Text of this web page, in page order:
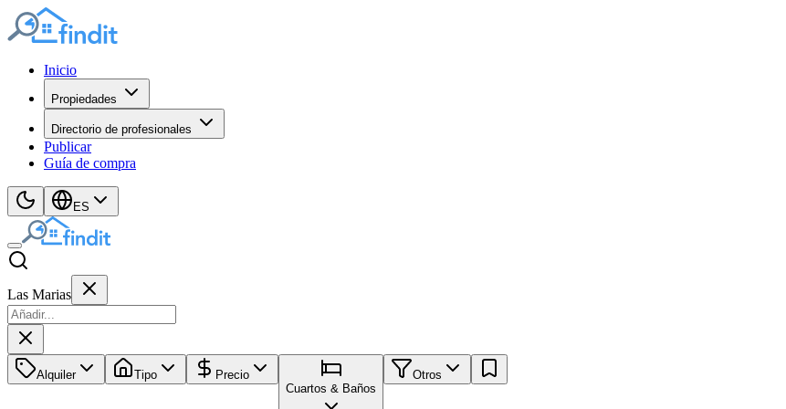
Inicio
Propiedades
Directorio de profesionales
Publicar
Guía de compra
ES
Las Marias
Alquiler Tipo
Precio
Cuartos & Baños
Otros